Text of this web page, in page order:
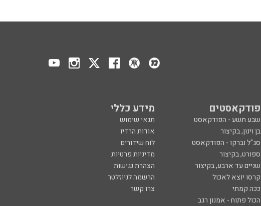
פודקאסטים מידע כללי
שבע תשע - הפודקאסט
תנאי שימוש
בן וינון, בקיצור
אודות הרדיו
סג"ל וברקו - הפודקאסט
לוח שידורים
ספורט, בקיצור
מדיניות פרטיות
שניים עד ארבע, בקיצור
הצהרת נגישות
קרסו יוצא לאכול
הרשמה לניוזלטר
ככה קמתי
צרו קשר
הכול פתוח - אמנון רגב